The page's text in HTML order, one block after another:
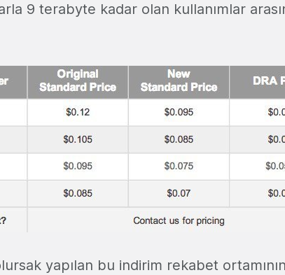
9 terabyte kadar olan kullanımlar
yapılan bu indirim rekabet